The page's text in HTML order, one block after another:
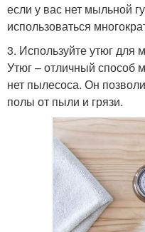
если у вас нет мыльной
использоваться
3. Используйте утюг для
Утюг – отличный способ
нет пылесоса. Он
полы от пыли и грязи.